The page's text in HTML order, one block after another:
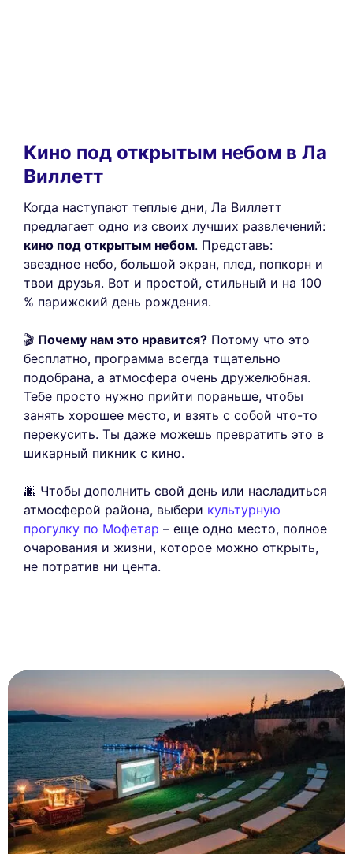
Кино под открытым небом в Ла
Виллетт
Когда наступают теплые дни, Ла Виллетт
предлагает одно из своих лучших развлечений:
кино под открытым небом. Представь:
звездное небо, большой экран, плед, попкорн и
твои друзья. Вот и простой, стильный и на 100
% парижский день рождения.
🎬 Почему нам это нравится? Потому что это
бесплатно, программа всегда тщательно
подобрана, а атмосфера очень дружелюбная.
Тебе просто нужно прийти пораньше, чтобы
занять хорошее место, и взять с собой что-то
перекусить. Ты даже можешь превратить это в
шикарный пикник с кино.
🌆 Чтобы дополнить свой день или насладиться
атмосферой района, выбери культурную
прогулку по Мофетар – еще одно место, полное
очарования и жизни, которое можно открыть,
не потратив ни цента.